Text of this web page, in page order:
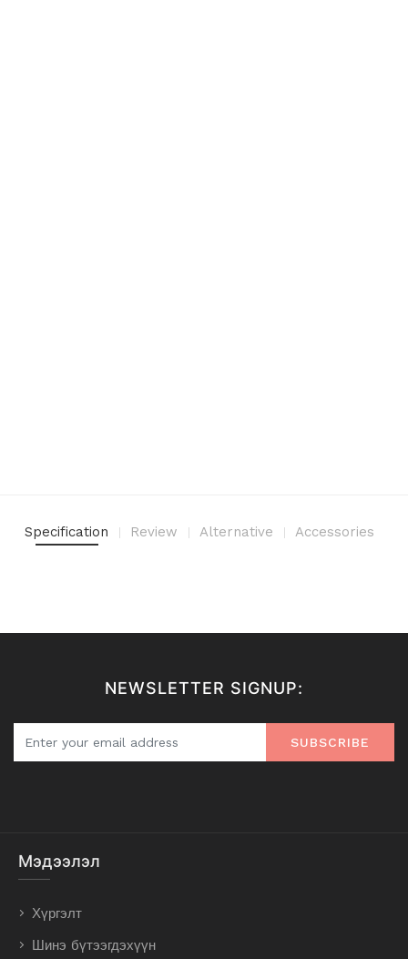
Specification Review Alternative Accessories
NEWSLETTER SIGNUP:
SUBSCRIBE
Мэдээлэл
Хүргэлт
Шинэ бүтээгдэхүүн